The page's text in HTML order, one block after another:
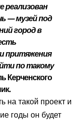
реализован
— музей под
город в
притяжения
по такому
Керченского
на такой проект и
годы он будет